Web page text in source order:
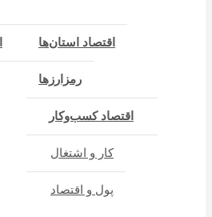
اقتصاد استان‌ها
رمزارزها
اقتصاد کسب‌و‌کار
کار و اشتغال
پول و اقتصاد